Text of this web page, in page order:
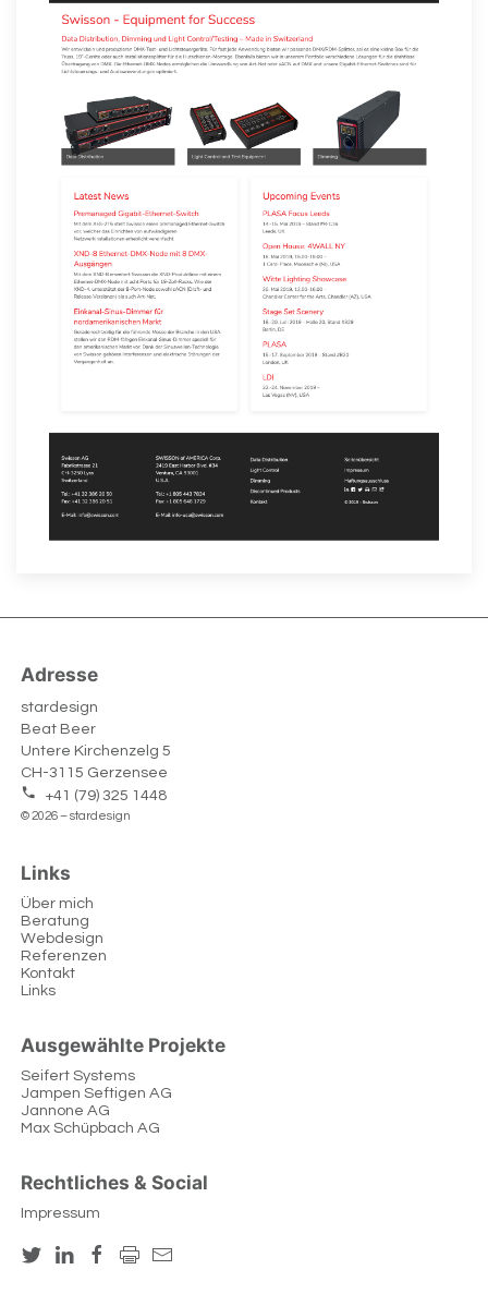
Adresse
stardesign
Beat Beer
Untere Kirchenzelg 5
CH-3115 Gerzensee
+41 (79) 325 1448
© 2026 – stardesign
Links
Über mich
Beratung
Webdesign
Referenzen
Kontakt
Links
Ausgewählte Projekte
Seifert Systems
Jampen Seftigen AG
Jannone AG
Max Schüpbach AG
Rechtliches & Social
Impressum